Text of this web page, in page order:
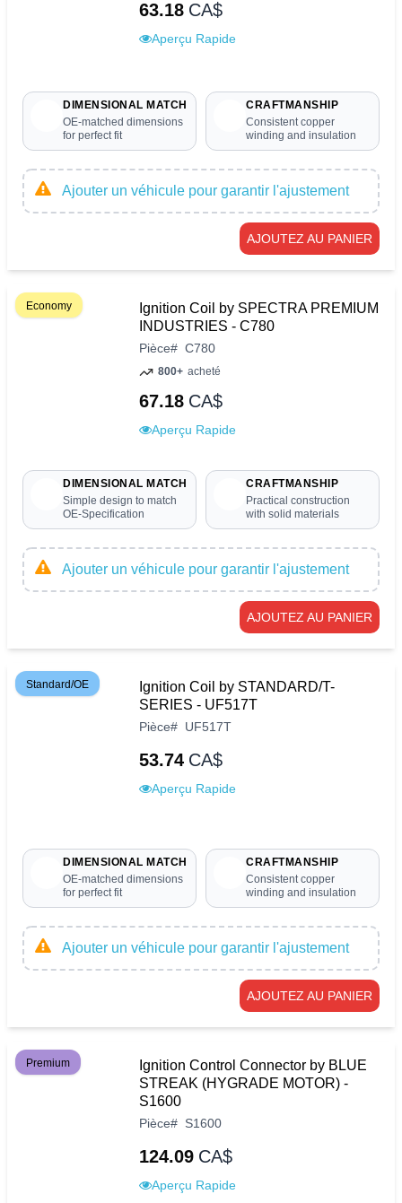
63.18 CA$
Aperçu Rapide
DIMENSIONAL MATCH
OE-matched dimensions
for perfect fit
CRAFTMANSHIP
Consistent copper
winding and insulation
Ajouter un véhicule pour garantir l'ajustement
AJOUTEZ AU PANIER
Economy
Ignition Coil by SPECTRA PREMIUM
INDUSTRIES - C780
Pièce# C780
800+ acheté
67.18 CA$
Aperçu Rapide
DIMENSIONAL MATCH
Simple design to match
OE-Specification
CRAFTMANSHIP
Practical construction
with solid materials
Ajouter un véhicule pour garantir l'ajustement
AJOUTEZ AU PANIER
Standard/OE
Ignition Coil by STANDARD/T-
SERIES - UF517T
Pièce# UF517T
53.74 CA$
Aperçu Rapide
DIMENSIONAL MATCH
OE-matched dimensions
for perfect fit
CRAFTMANSHIP
Consistent copper
winding and insulation
Ajouter un véhicule pour garantir l'ajustement
AJOUTEZ AU PANIER
Premium
Ignition Control Connector by BLUE
STREAK (HYGRADE MOTOR) -
S1600
Pièce# S1600
124.09 CA$
Aperçu Rapide